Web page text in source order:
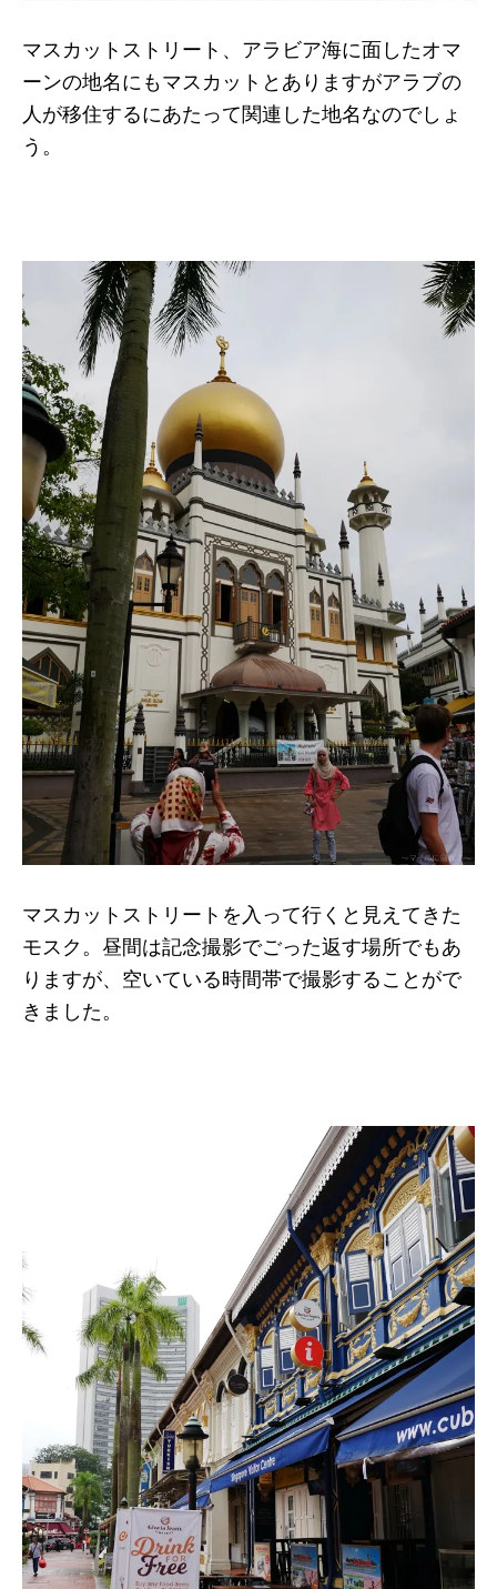
マスカットストリート、アラビア海に面したオマ
ーンの地名にもマスカットとありますがアラブの
人が移住するにあたって関連した地名なのでしょ
う。
マスカットストリートを入って行くと見えてきた
モスク。昼間は記念撮影でごった返す場所でもあ
りますが、空いている時間帯で撮影することがで
きました。